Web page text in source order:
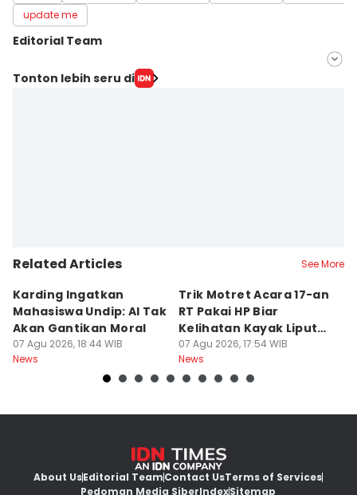
update me
Editorial Team
Editor
Tonton lebih seru di
Related Articles See More
Karding Ingatkan
Mahasiswa Undip: AI Tak
Akan Gantikan Moral
07 Agu 2026, 18:44 WIB
News
Trik Motret Acara 17-an
RT Pakai HP Biar
Kelihatan Kayak Liputan
Festival Nasional
07 Agu 2026, 17:54 WIB
News
About UsEditorial TeamContact UsTerms of Services
Pedoman Media SiberIndexSitemap